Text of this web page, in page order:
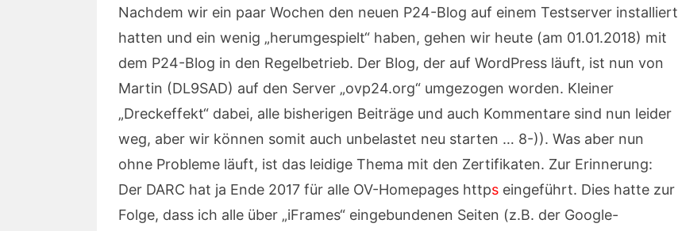
Nachdem wir ein paar Wochen den neuen P24-Blog auf einem Testserver installiert
hatten und ein wenig „herumgespielt“ haben, gehen wir heute (am 01.01.2018) mit
dem P24-Blog in den Regelbetrieb. Der Blog, der auf WordPress läuft, ist nun von
Martin (DL9SAD) auf den Server „ovp24.org“ umgezogen worden. Kleiner
„Dreckeffekt“ dabei, alle bisherigen Beiträge und auch Kommentare sind nun leider
weg, aber wir können somit auch unbelastet neu starten … 8-)). Was aber nun
ohne Probleme läuft, ist das leidige Thema mit den Zertifikaten. Zur Erinnerung:
Der DARC hat ja Ende 2017 für alle OV-Homepages https eingeführt. Dies hatte zur
Folge, dass ich alle über „iFrames“ eingebundenen Seiten (z.B. der Google-